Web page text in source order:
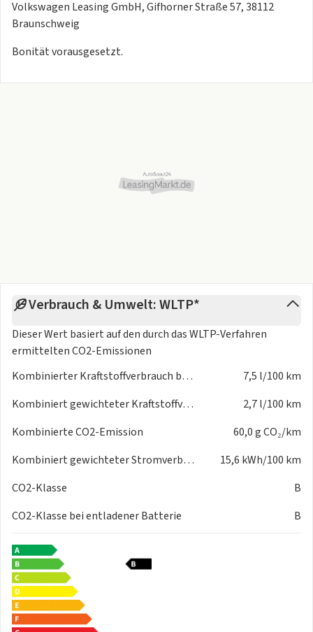
Volkswagen Leasing GmbH, Gifhorner Straße 57, 38112
Braunschweig
Bonität vorausgesetzt.
Verbrauch & Umwelt: WLTP*
Dieser Wert basiert auf den durch dasWLTP-Verfahren
ermittelten CO2-Emissionen
Kombinierter Kraftstoffverbrauch bei entladener Batterie
7,5 l/100 km
Kombiniert gewichteter Kraftstoffverbrauch
2,7 l/100 km
Kombinierte CO2-Emission
60,0 g CO₂/km
Kombiniert gewichteter Stromverbrauch
15,6 kWh/100 km
CO2-Klasse
B
CO2-Klasse bei entladener Batterie
B